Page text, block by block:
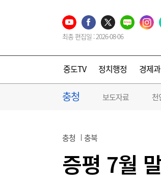
최종 편집일 : 2026-08-06
중도TV 정치행정 경제
충청 보도자료 천
충청 충북
증평 7월